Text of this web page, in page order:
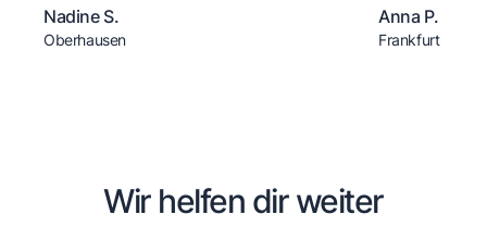
Nadine S.
Oberhausen
Anna P.
Frankfurt
Wir helfen dir weiter